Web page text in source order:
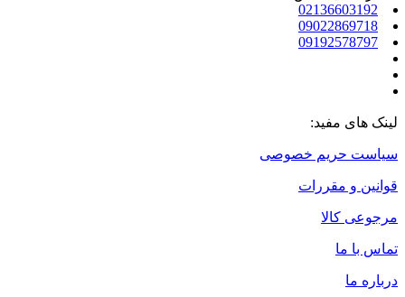
02136603192
09022869718
09192578797
لینک های مفید:
سیاست حریم خصوصی
قوانین و مقررات
مرجوعی کالا
تماس با ما
درباره ما